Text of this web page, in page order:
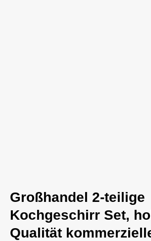
Großhandel 2-teilige
Kochgeschirr Set,
Qualität